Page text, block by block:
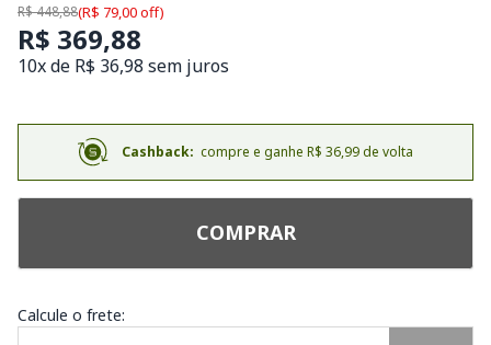
R$ 448,88(R$ 79,00 off)
R$ 369,88
10x de R$ 36,98 sem juros
Cashback: compre e ganhe R$ 36,99 de volta
COMPRAR
Calcule o frete: